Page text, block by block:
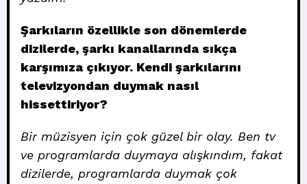
Şarkıların özellikle son dönemlerde
dizilerde, şarkı kanallarında sıkça
karşımıza çıkıyor. Kendi şarkılarını
televizyondan duymak nasıl
hissettiriyor?
Bir müzisyen için çok güzel bir olay. Ben tv
ve programlarda duymaya alışkındım, fakat
dizilerde, programlarda duymak çok